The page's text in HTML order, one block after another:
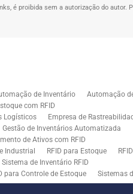
é proibida sem a autorização do autor.
de Inventário
Automação
com RFID
Logísticos
Empresa de
Gestão de Inventários Automatizada
de Ativos com RFID
Industrial RFID para Estoque
Sistema de Inventário RFID
para Controle de Estoque
Sistemas
em Rastreamento RFID